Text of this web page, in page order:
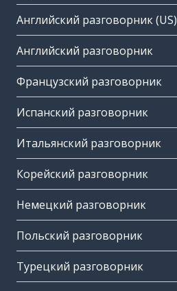
Английский разговорник (US)
Английский разговорник
Французский разговорник
Испанский разговорник
Итальянский разговорник
Корейский разговорник
Немецкий разговорник
Польский разговорник
Турецкий разговорник